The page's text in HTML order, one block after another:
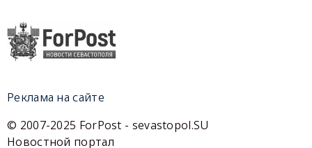
Реклама на сайте
© 2007-2025 ForPost - sevastopol.SU
Новостной портал